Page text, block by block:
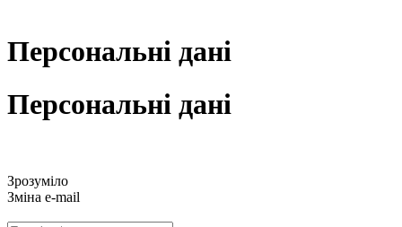
Персональні дані
Персональні дані
Зрозуміло
Зміна e-mail